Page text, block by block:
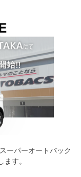
ーパーオートバック
す。